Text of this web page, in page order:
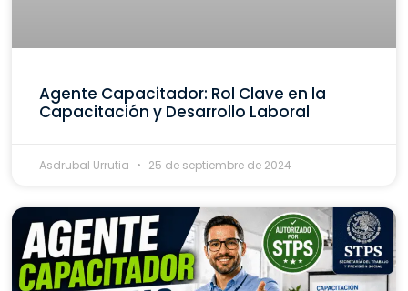
Agente Capacitador: Rol Clave en la
Capacitación y Desarrollo Laboral
Asdrubal Urrutia 25 de septiembre de 2024